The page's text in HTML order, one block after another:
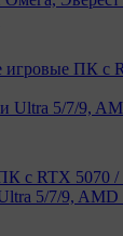
игровые ПК с
Ultra 5/7/9,
с RTX 5070 /
5/7/9, AMD